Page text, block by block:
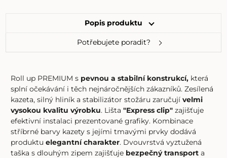
Popis produktu
Potřebujete poradit?
Roll up PREMIUM s pevnou a stabilní konstrukcí, která
splní očekávání i těch nejnáročnějších zákazníků. Zesílená
kazeta, silný hliník a stabilizátor stožáru zaručujívelmi
vysokou kvalitu výrobku. Lišta"Express clip" zajišťuje
efektivní instalaci prezentované grafiky. Kombinace
stříbrné barvy kazety s jejími tmavými prvky dodává
produktuelegantní charakter. Dvouvrstvá vyztužená
taška s dlouhým zipem zajišťuje bezpečný transport a